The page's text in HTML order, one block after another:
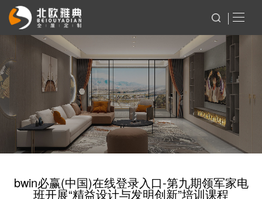
bwin必赢(中国)在线登录入口-第九期领军家电
班开展“精益设计与发明创新”培训课程